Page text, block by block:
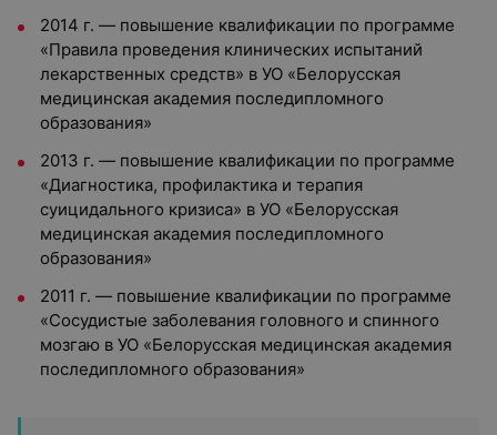
2014 г. — повышение квалификации по программе
«Правила проведения клинических испытаний
лекарственных средств» в УО «Белорусская
медицинская академия последипломного
образования»
2013 г. — повышение квалификации по программе
«Диагностика, профилактика и терапия
суицидального кризиса» в УО «Белорусская
медицинская академия последипломного
образования»
2011 г. — повышение квалификации по программе
«Сосудистые заболевания головного и спинного
мозгаю в УО «Белорусская медицинская академия
последипломного образования»